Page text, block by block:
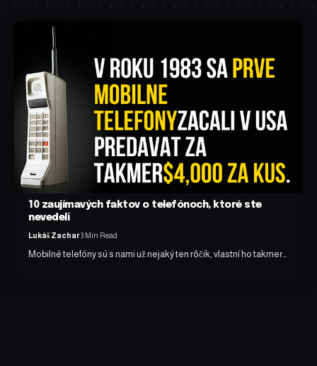
10 zaujímavých faktov o telefónoch, ktoré ste
nevedeli
Lukáš Zachar3 Min Read
Mobilné telefóny sú s nami už nejaký ten rôčik, vlastní ho takmer…